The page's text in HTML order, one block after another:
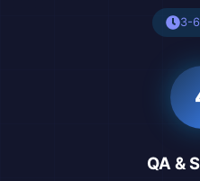
3-6
QA &